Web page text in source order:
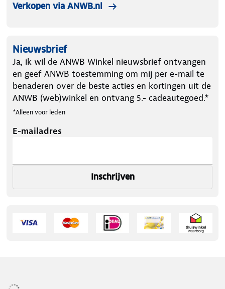
Verkopen via ANWB.nl
Nieuwsbrief
Ja, ik wil de ANWB Winkel nieuwsbrief ontvangen
en geef ANWB toestemming om mij per e-mail te
benaderen over de beste acties en kortingen uit de
ANWB (web)winkel en ontvang 5.- cadeautegoed.*
*Alleen voor leden
E-mailadres
Inschrijven